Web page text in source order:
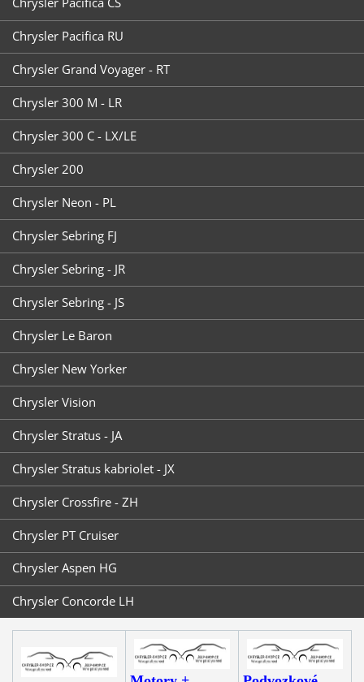
Chrysler Pacifica RU
Chrysler Grand Voyager - RT
Chrysler 300 M - LR
Chrysler 300 C - LX/LE
Chrysler 200
Chrysler Neon - PL
Chrysler Sebring FJ
Chrysler Sebring - JR
Chrysler Sebring - JS
Chrysler Le Baron
Chrysler New Yorker
Chrysler Vision
Chrysler Stratus - JA
Chrysler Stratus kabriolet - JX
Chrysler Crossfire - ZH
Chrysler PT Cruiser
Chrysler Aspen HG
Chrysler Concorde LH